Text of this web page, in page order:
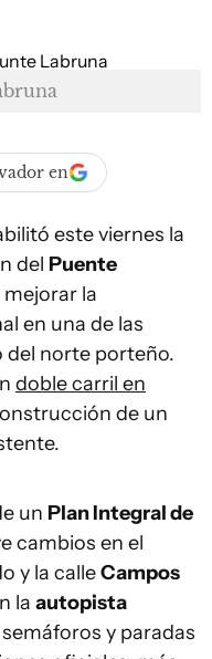
en
este viernes la
del Puente
la
en una de las
del norte porteño.
doble carril en
de un
un Plan Integral de
cambios en el
y la calleCampos
la autopista
y paradas